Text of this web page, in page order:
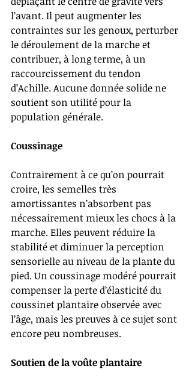
l’avant. Il peut augmenter les
contraintes sur les genoux, perturber
le déroulement de la marche et
contribuer, à long terme, à un
raccourcissement du tendon
d’Achille. Aucune donnée solide ne
soutient son utilité pour la
population générale.
Coussinage
Contrairement à ce qu’on pourrait
croire, les semelles très
amortissantes n’absorbent pas
nécessairement mieux les chocs à la
marche. Elles peuvent réduire la
stabilité et diminuer la perception
sensorielle au niveau de la plante du
pied. Un coussinage modéré pourrait
compenser la perte d’élasticité du
coussinet plantaire observée avec
l’âge, mais les preuves à ce sujet sont
encore peu nombreuses.
Soutien de la voûte plantaire